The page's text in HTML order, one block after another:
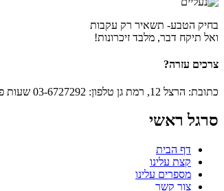
בחיק הטבע- תשאיר רק עקבות
ואל תיקח דבר, מלבד זיכרונות!
צרכים עזרה?
כתובת: הרצל 12, רמת גן טלפון: 03-6727292 שעות פעילות: א'-ה' 7:00-17:00 ו' 07:00-12:00
סרגל ראשי
דף הבית
קצת עלינו
מספרים עלינו
צור קשר